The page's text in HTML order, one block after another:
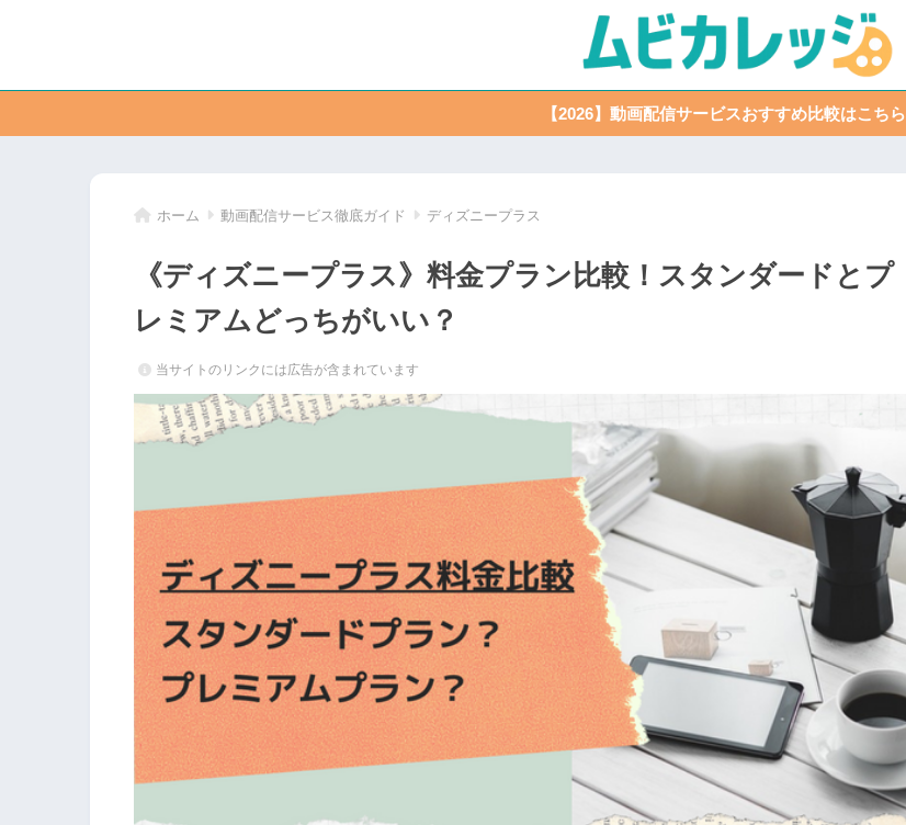
【2026】動画配信サービスおすすめ比較はこちら
ホーム 動画配信サービス徹底ガイド ディズニープラス
《ディズニープラス》料金プラン比較！スタンダードとプ
レミアムどっちがいい？
当サイトのリンクには広告が含まれています